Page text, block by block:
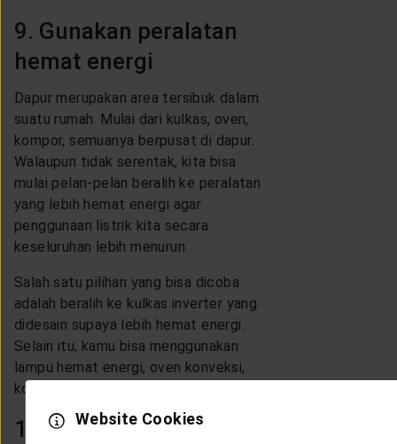
9. Gunakan peralatan
hemat energi
Dapur merupakan area tersibuk dalam
suatu rumah. Mulai dari kulkas, oven,
kompor, semuanya berpusat di dapur.
Walaupun tidak serentak, kita bisa
mulai pelan-pelan beralih ke peralatan
yang lebih hemat energi agar
penggunaan listrik kita secara
keseluruhan lebih menurun.
Salah satu pilihan yang bisa dicoba
adalah beralih ke kulkas inverter yang
didesain supaya lebih hemat energi.
Selain itu, kamu bisa menggunakan
lampu hemat energi, oven konveksi,
kompor induksi, dan peralatan lainnya.
10. Beli peralatan yang
Website Cookies